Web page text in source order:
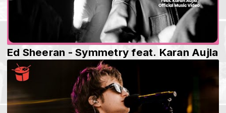
Ed Sheeran - Symmetry feat. Karan Aujla